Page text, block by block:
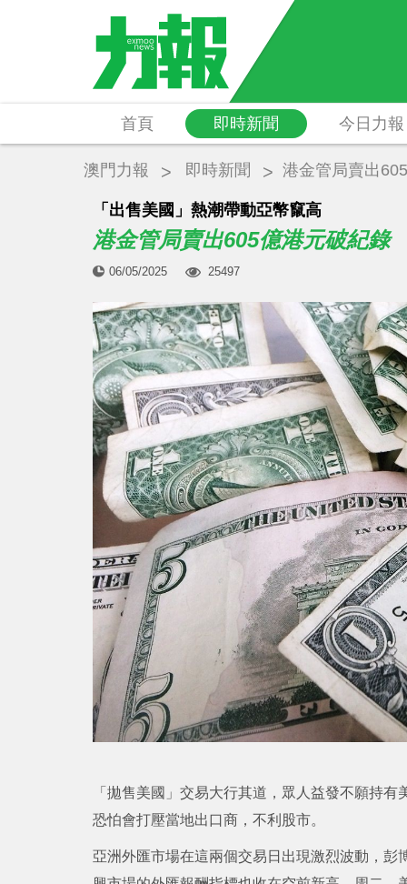
首頁 即時新聞 今日力報
澳門力報 即時新聞 港金管局賣出
「出售美國」熱潮帶動亞幣竄高
港金管局賣出605億港元破紀錄
06/05/2025 25497
「拋售美國」交易大行其道，眾人益發不願持
恐怕會打壓當地出口商，不利股市。
亞洲外匯市場在這兩個交易日出現激烈波動，